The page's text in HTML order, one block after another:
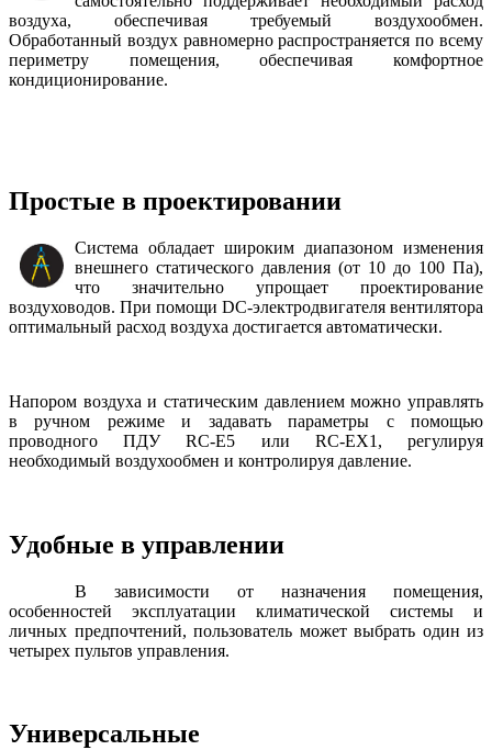
воздуха, обеспечивая требуемый воздухообмен.
Обработанный воздух равномерно распространяется по всему
периметру помещения, обеспечивая комфортное
кондиционирование.
Простые в проектировании
Система обладает широким диапазоном изменения
внешнего статического давления (от 10 до 100 Па),
что значительно упрощает проектирование
воздуховодов. При помощи DC-электродвигателя вентилятора
оптимальный расход воздуха достигается автоматически.
Напором воздуха и статическим давлением можно управлять
в ручном режиме и задавать параметры с помощью
проводного ПДУ RC-E5 или RC-EX1, регулируя
необходимый воздухообмен и контролируя давление.
Удобные в управлении
В зависимости от назначения помещения,
особенностей эксплуатации климатической системы и
личных предпочтений, пользователь может выбрать один из
четырех пультов управления.
Универсальные